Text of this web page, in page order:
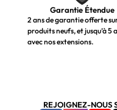
Garantie Étendue
2 ans de garantie offerte
produits neufs, et jusqu’à 5
avec nos extensions.
REJOIGNEZ-NOUS